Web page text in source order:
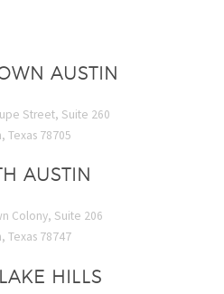
AUSTIN
Street, Suite 260
Texas 78705
AUSTIN
Colony, Suite 206
Texas 78747
HILLS